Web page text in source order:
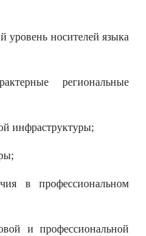
уровень носителей языка
региональные
инфраструктуры;
в профессиональном
и профессиональной